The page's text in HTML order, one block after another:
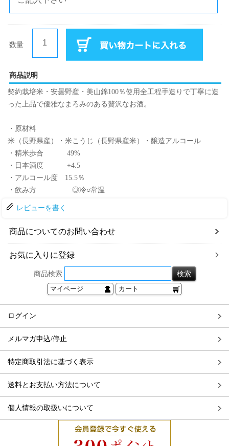
数量
商品説明
契約栽培米・安曇野産・美山錦100％使用全工程手造りで丁寧に造
った上品で優雅なまろみのある贅沢なお酒。
・原材料
米（長野県産）・米こうじ（長野県産米）・醸造アルコール
・精米歩合 49%
・日本酒度 +4.5
・アルコール度 15.5％
・飲み方 ◎冷○常温
レビューを書く
商品についてのお問い合わせ
お気に入りに登録
商品検索
マイページ カート
ログイン
メルマガ申込/停止
特定商取引法に基づく表示
送料とお支払い方法について
個人情報の取扱いについて